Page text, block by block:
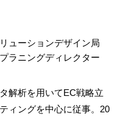
ューションデザイン局
ラニングディレクター
解析を用いてEC戦略立
ィングを中心に従事。20